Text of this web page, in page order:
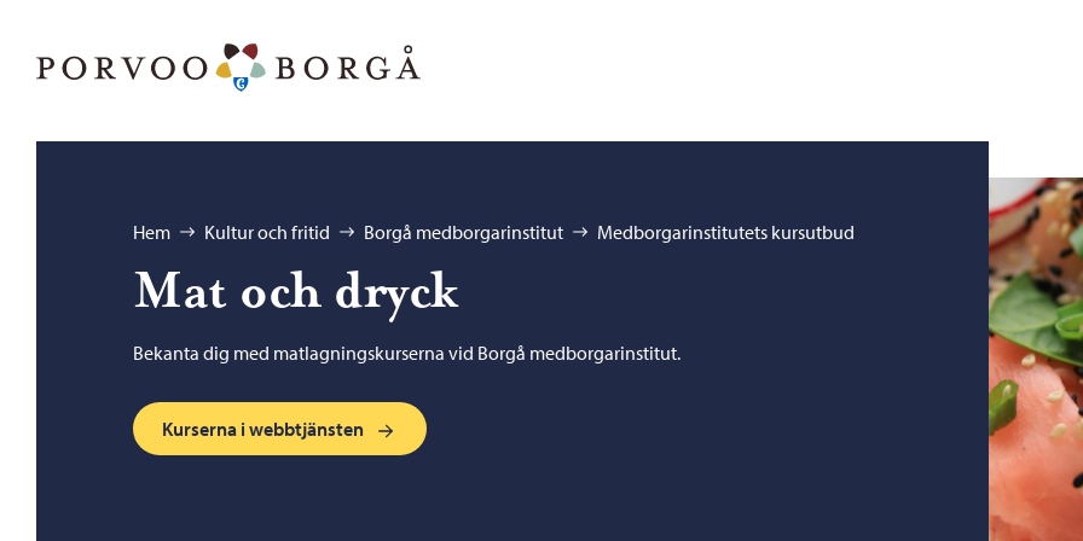
Bläddra:
Hem Kultur och fritid Borgå medborgarinstitut Medborgarinstitutets kursutbud
Mat och dryck
Bekanta dig med matlagningskurserna vid Borgå medborgarinstitut.
Kurserna i webbtjänsten